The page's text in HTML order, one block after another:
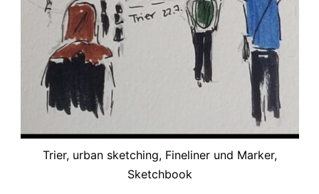
Trier, urban sketching, Fineliner und Marker,
Sketchbook